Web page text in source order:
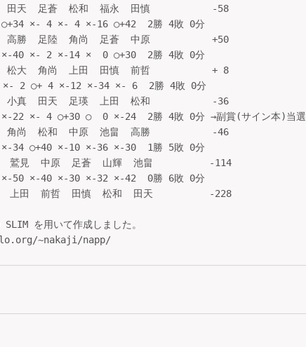
田天  足蒼  松和  福永  田慎           -58
×- 4 ×- 4 ×-16 ○+42  2勝 4敗 0分
高勝  足陸  角尚  足蒼  中原           +50
40 ×- 2 ×-14 ×  0 ○+30  2勝 4敗 0分
松大  角尚  上田  田慎  前哲           + 8
2 ○+ 4 ×-12 ×-34 ×- 6  2勝 4敗 0分
小真  田天  足瑛  上田  松和           -36
22 ×- 4 ○+30 ○  0 ×-24  2勝 4敗 0分 →副賞(サイン本)当選
角尚  松和  中原  池畠  高勝           -46
34 ○+40 ×-10 ×-36 ×-30  1勝 5敗 0分
鷲見  中原  足蒼  山輝  池畠          -114
50 ×-40 ×-30 ×-32 ×-42  0勝 6敗 0分
上田  前哲  田慎  松和  田天          -228
を用いて作成しました。